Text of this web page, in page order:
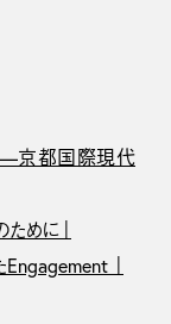
京都国際現代
めに」
」